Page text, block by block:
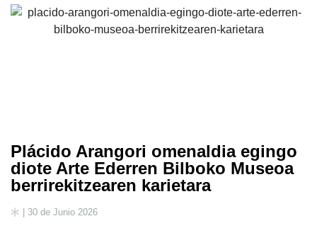
Plácido Arangori omenaldia egingo
diote Arte Ederren Bilboko Museoa
berrirekitzearen karietara
| 30 de Junio 2026